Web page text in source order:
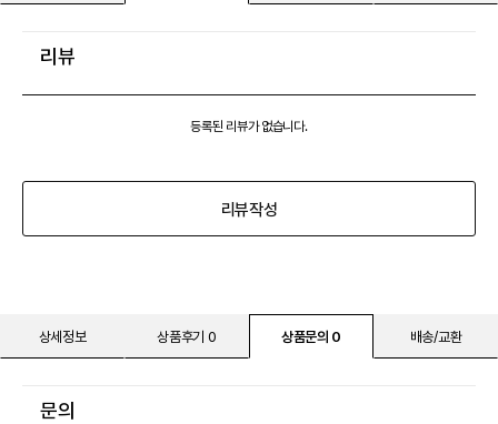
리뷰
등록된 리뷰가 없습니다.
리뷰작성
상세정보 상품후기 0 상품문의 0 배송/교환
문의